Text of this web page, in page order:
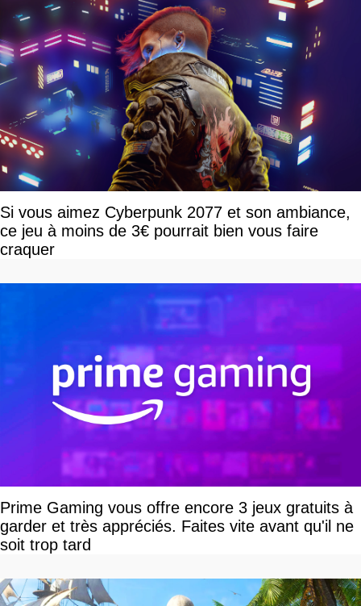
Si vous aimez Cyberpunk 2077 et son ambiance,
ce jeu à moins de 3€ pourrait bien vous faire
craquer
Prime Gaming vous offre encore 3 jeux gratuits à
garder et très appréciés. Faites vite avant qu'il ne
soit trop tard